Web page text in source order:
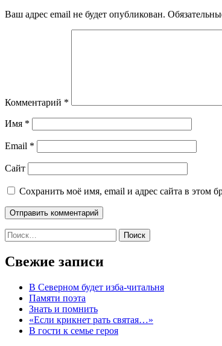
Ваш адрес email не будет опубликован.
Комментарий *
Имя *
Email *
Сайт
Сохранить моё имя, email и адрес сайта в этом
Найти:
Свежие записи
В Северном будет изба-читальня
Памяти поэта
Знать и помнить
«Если крикнет рать святая…»
В гости к семье героя